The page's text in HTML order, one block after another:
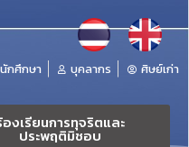
นักศึกษา บุคลากร ศิษย์เก่า
องเรียนการทุจริตและ
ประพฤติมิชอบ